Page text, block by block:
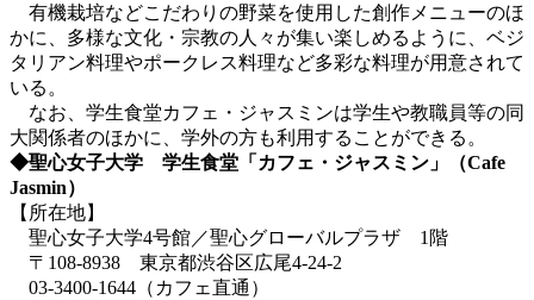
有機栽培などこだわりの野菜を使用した創作メニューのほ
かに、多様な文化・宗教の人々が集い楽しめるように、ベジ
タリアン料理やポークレス料理など多彩な料理が用意されて
いる。
なお、学生食堂カフェ・ジャスミンは学生や教職員等の同
大関係者のほかに、学外の方も利用することができる。
◆聖心女子大学 学生食堂「カフェ・ジャスミン」（Cafe
Jasmin）
【所在地】
聖心女子大学4号館／聖心グローバルプラザ 1階
〒108-8938 東京都渋谷区広尾4-24-2
03-3400-1644（カフェ直通）